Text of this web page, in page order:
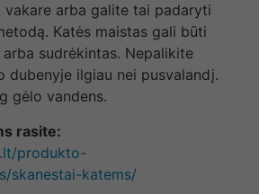
arba galite tai padaryti
Katės maistas gali būti
sudrėkintas. Nepalikite
dubenyje ilgiau nei pusvalandį.
gėlo vandens.
rasite:
produkto-
skanestai-katems/